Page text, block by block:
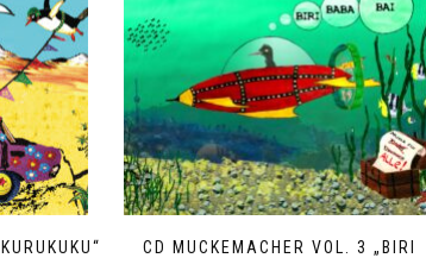
CD MUCKEMACHER VOL. 3 „BIRI